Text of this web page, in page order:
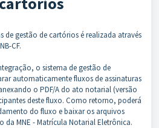
de gestão de cartórios é realizada através
CF.
o sistema de gestão de
automaticamente fluxos de assinaturas
o PDF/A do ato notarial (versão
deste fluxo. Como retorno, poderá
do fluxo e baixar os arquivos
da MNE - Matrícula Notarial Eletrônica.